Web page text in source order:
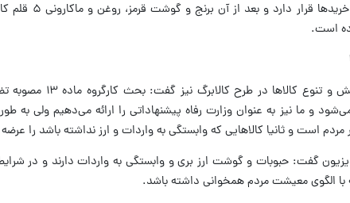
کالابرگ است،
است.
اندایش درباره احتمال
و ما نیز به عنوان وزارت رفاه پیشنهاداتی را ارائه می‌دهیم ولی به
است و ثانیا کالاهایی که وابستگی به واردات و ارز نداشته باشد را
گفت: حبوبات و گوشت ارز بری و وابستگی به واردات دارند و در
با الگوی معیشت مردم همخوانی داشته باشد.